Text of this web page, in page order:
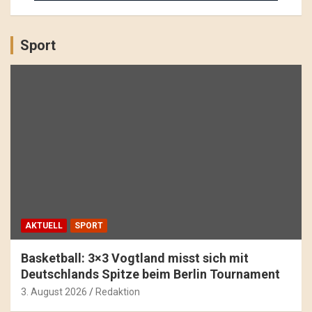
Sport
AKTUELL SPORT
Basketball: 3×3 Vogtland misst sich mit
Deutschlands Spitze beim Berlin Tournament
3. August 2026 Redaktion